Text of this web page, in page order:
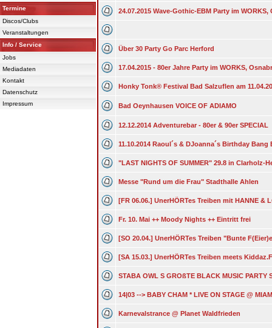
Termine
Discos/Clubs
Veranstaltungen
Info / Service
Jobs
Mediadaten
Kontakt
Datenschutz
Impressum
24.07.2015 Wave-Gothic-EBM Party im WORKS,
Über 30 Party Go Parc Herford
17.04.2015 - 80er Jahre Party im WORKS,
Honky Tonk® Festival Bad Salzuflen am
Bad Oeynhausen VOICE OF ADIAMO
12.12.2014 Adventurebar - 80er & 90er SPECIAL
11.10.2014 Raoul´s & DJoanna´s Birthday Bang
"LAST NIGHTS OF SUMMER" 29.8 in Clarholz-
Messe "Rund um die Frau" Stadthalle Ahlen
[FR 06.06.] UnerHÖRTes Treiben mit HANNE &
Fr. 10. Mai ++ Moody Nights ++ Eintritt frei
[SO 20.04.] UnerHÖRTes Treiben "Bunte
[SA 15.03.] UnerHÖRTes Treiben meets
STABA OWL S GROßTE BLACK MUSIC PARTY
14|03 --> BABY CHAM * LIVE ON STAGE @
Karnevalstrance @ Planet Waldfrieden